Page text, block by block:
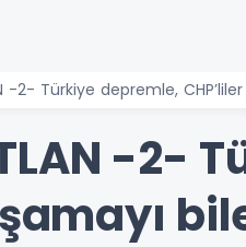
-2- Türkiye depremle,
-2-